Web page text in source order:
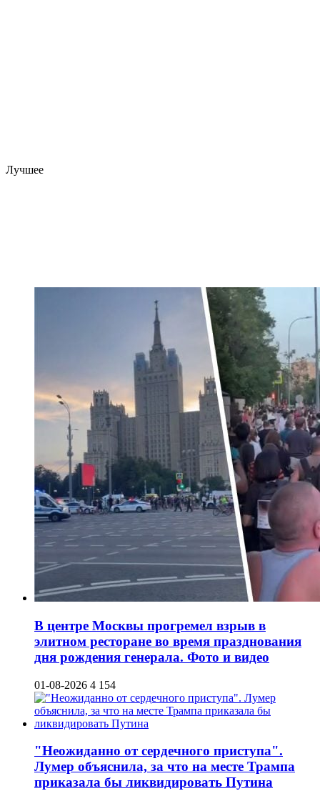
Лучшее
В центре Москвы прогремел взрыв в
элитном ресторане во время празднования
дня рождения генерала. Фото и видео
01-08-2026 4 154
"Неожиданно от сердечного приступа".
Лумер объяснила, за что на месте Трампа
приказала бы ликвидировать Путина